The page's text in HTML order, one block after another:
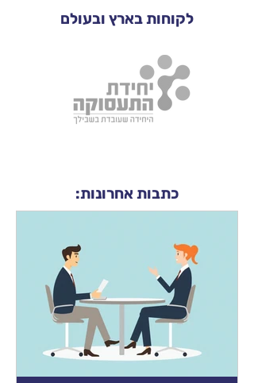
לקוחות בארץ ובעולם
כתבות אחרונות: